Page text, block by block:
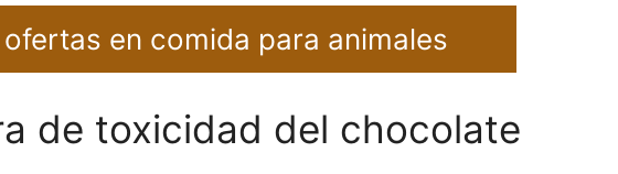
en comida para animales
de toxicidad del chocolate